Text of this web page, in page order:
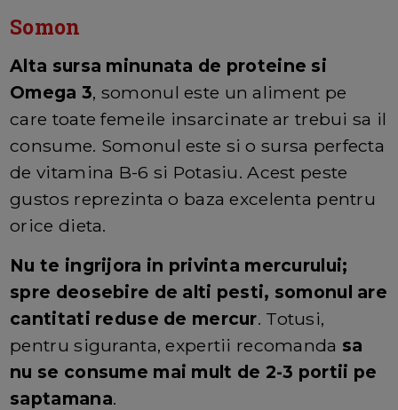
Somon
Alta sursa minunata de proteine si
Omega 3, somonul este un aliment pe
care toate femeile insarcinate ar trebui sa il
consume. Somonul este si o sursa perfecta
de vitamina B-6 si Potasiu. Acest peste
gustos reprezinta o baza excelenta pentru
orice dieta.
Nu te ingrijora in privinta mercurului;
spre deosebire de alti pesti, somonul are
cantitati reduse de mercur. Totusi,
pentru siguranta, expertii recomanda sa
nu se consume mai mult de 2-3 portii pe
saptamana.